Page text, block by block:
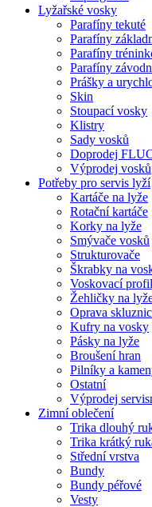
Lyžařské vosky
Parafíny tekuté
Parafíny
Parafíny
Parafíny
Prášky a
Skin
Stoupací vosky
Klistry
Sady vosků
Doprodej
Výprodej vosků
Potřeby pro servis lyží
Kartáče na lyže
Rotační kartáče
Korky na lyže
Smývače vosků
Strukturovače
Škrabky na
Voskovací
Žehličky na
Oprava
Kufry na vosky
Pásky na lyže
Broušení hran
Pilníky a
Ostatní
Výprodej
Zimní oblečení
Trika dlouhý
Trika krátký
Střední vrstva
Bundy
Bundy péřové
Vesty